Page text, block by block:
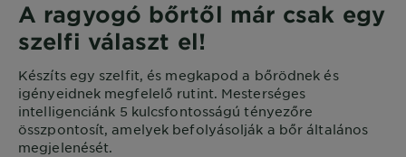
A ragyogó bőrtől már csak egy
szelfi választ el!
Készíts egy szelfit, és megkapod a bőrödnek és
igényeidnek megfelelő rutint. Mesterséges
intelligenciánk 5 kulcsfontosságú tényezőre
összpontosít, amelyek befolyásolják a bőr általános
megjelenését.